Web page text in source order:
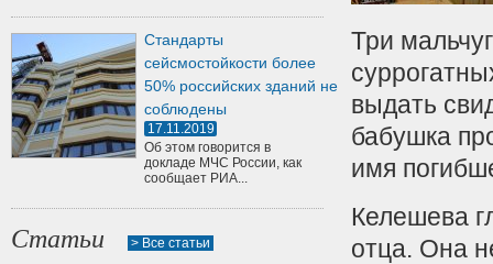
Стандарты
сейсмостойкости более
50% российских зданий не
соблюдены
17.11.2019
Об этом говорится в
докладе МЧС России, как
сообщает РИА...
Статьи > Все статьи
Три
выдать
бабушка
имя
Келешева
отца. Она